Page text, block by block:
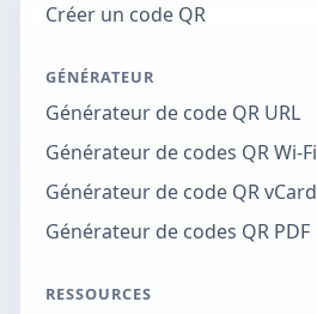
Créer un code QR
GÉNÉRATEUR
Générateur de code QR URL
Générateur de codes QR Wi-Fi
Générateur de code QR vCard
Générateur de codes QR PDF
RESSOURCES